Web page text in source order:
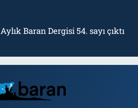
Aylık Baran Dergisi 54. sayı çıktı